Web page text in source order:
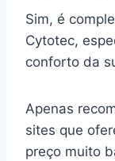
Sim, é
Cytotec,
conforto da
Apenas
sites que
preço muito